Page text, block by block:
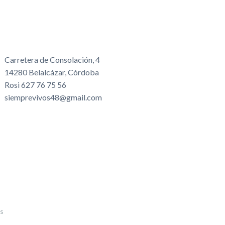
Carretera de Consolación, 4
14280 Belalcázar, Córdoba
Rosi 627 76 75 56
siemprevivos48@gmail.com